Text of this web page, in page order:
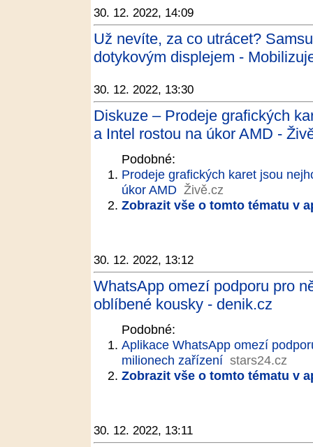
30. 12. 2022, 14:09
Už nevíte, za co utrácet?
dotykovým displejem -
30. 12. 2022, 13:30
Diskuze – Prodeje grafických
a Intel rostou na úkor AMD -
Podobné:
Prodeje grafických karet jsou
úkor AMD Živě.cz
Zobrazit vše o tomto tématu v
30. 12. 2022, 13:12
WhatsApp omezí podporu pro
oblíbené kousky - denik.cz
Podobné:
Aplikace WhatsApp omezí
milionech zařízení stars24.cz
Zobrazit vše o tomto tématu v
30. 12. 2022, 13:11